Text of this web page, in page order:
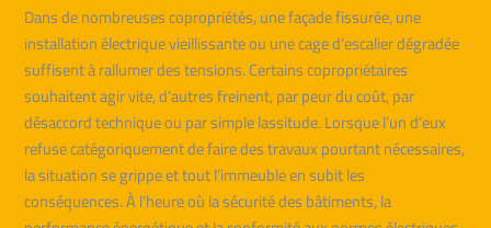
Dans de nombreuses copropriétés, une façade fissurée, une
installation électrique vieillissante ou une cage d’escalier dégradée
suffisent à rallumer des tensions. Certains copropriétaires
souhaitent agir vite, d’autres freinent, par peur du coût, par
désaccord technique ou par simple lassitude. Lorsque l’un d’eux
refuse catégoriquement de faire des travaux pourtant nécessaires,
la situation se grippe et tout l’immeuble en subit les
conséquences. À l’heure où la sécurité des bâtiments, la